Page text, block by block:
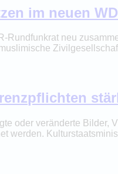
im neuen
Rundfunkrat neu
oder veränderte Bilder,
werden.